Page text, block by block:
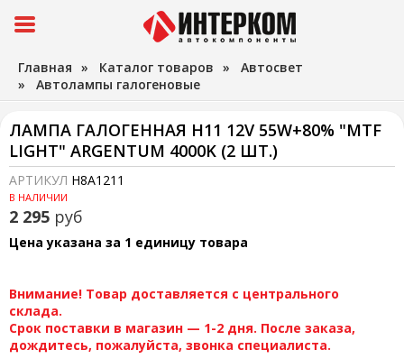
Главная » Каталог товаров » Автосвет
» Автолампы галогеновые
ЛАМПА ГАЛОГЕННАЯ H11 12V 55W+80% "MTF
LIGHT" ARGENTUM 4000K (2 ШТ.)
АРТИКУЛ H8A1211
В НАЛИЧИИ
2 295 руб
Цена указана за 1 единицу товара
Внимание! Товар доставляется с центрального
склада.
Срок поставки в магазин — 1-2 дня. После заказа,
дождитесь, пожалуйста, звонка специалиста.